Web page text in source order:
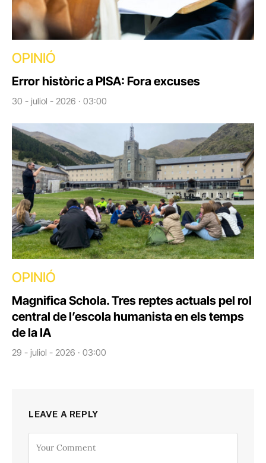
OPINIÓ
Error històric a PISA: Fora excuses
30 - juliol - 2026 · 03:00
OPINIÓ
Magnifica Schola. Tres reptes actuals pel rol
central de l’escola humanista en els temps
de la IA
29 - juliol - 2026 · 03:00
LEAVE A REPLY